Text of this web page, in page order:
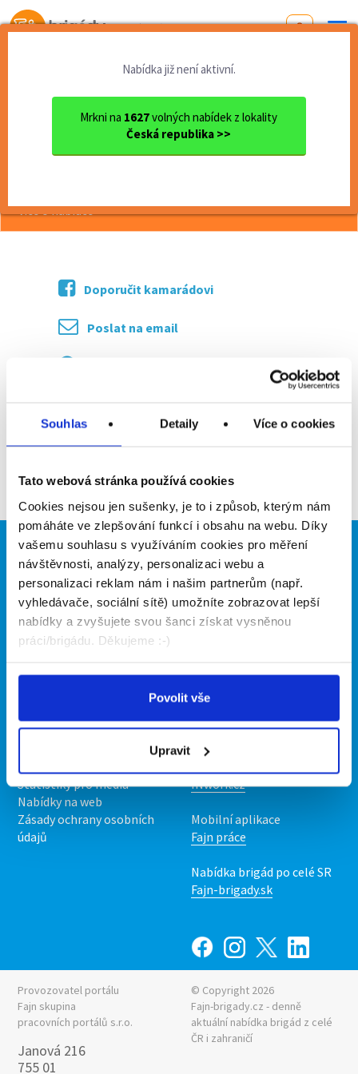
Souhlas Detaily Více o cookies
Tato webová stránka používá cookies
Cookies nejsou jen sušenky, je to i způsob, kterým nám
pomáháte ve zlepšování funkcí i obsahu na webu. Díky
vašemu souhlasu s využíváním cookies pro měření
návštěvnosti, analýzy, personalizaci webu a
personalizaci reklam nám i našim partnerům (např.
vyhledávače, sociální sítě) umožníte zobrazovat lepší
nabídky a zvyšujete svou šanci získat vysněnou
práci/brigádu. Děkujeme :-)
Povolit vše
Upravit
Od první brigády
Nabídka již není aktivní.
Mrkni na 1627volných nabídek z lokality
Česká republika >>
Středočeský kraj
okres Praha - západ
Libčice nad Vltavou
Strážný 170,- Kč/hod
Strážný 170,- Kč/hod
více o nabídce >>
Doporučit kamarádovi
Poslat na email
Brigádníci
Články
Hledané brigády
Firmy
Vložit inzerát
Ceník
Propagace
O portálu
O nás
Statistiky pro média
Nabídky na web
Zásady ochrany osobních
údajů
Naše další projekty
Fajn brigády
INwork.cz
Mobilní aplikace
Fajn práce
Nabídka brigád po celé SR
Fajn-brigady.sk
Provozovatel portálu
Fajn skupina
pracovních portálů s.r.o.
Janová 216
755 01
© Copyright 2026
Fajn-brigady.cz - denně
aktuální nabídka brigád z celé
ČR i zahraničí